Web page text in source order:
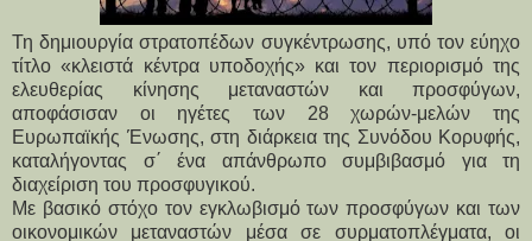
Τη δημιουργία στρατοπέδων συγκέντρωσης, υπό τον εύηχο
τίτλο «κλειστά κέντρα υποδοχής» και τον περιορισμό της
ελευθερίας κίνησης μεταναστών και προσφύγων,
αποφάσισαν οι ηγέτες των 28 χωρών-μελών της
Ευρωπαϊκής Ένωσης, στη διάρκεια της Συνόδου Κορυφής,
καταλήγοντας σ΄ ένα απάνθρωπο συμβιβασμό για τη
διαχείριση του προσφυγικού.
Με βασικό στόχο τον εγκλωβισμό των προσφύγων και των
οικονομικών μεταναστών μέσα σε συρματοπλέγματα, οι